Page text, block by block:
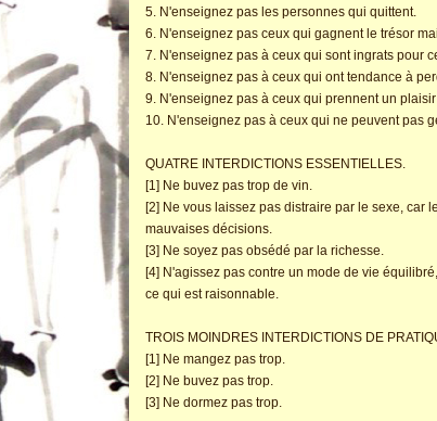
5. N'enseignez pas les personnes qui quittent.
6. N'enseignez pas ceux qui gagnent le trésor
7. N'enseignez pas à ceux qui sont ingrats pour
8. N'enseignez pas à ceux qui ont tendance à
9. N'enseignez pas à ceux qui prennent un
10. N'enseignez pas à ceux qui ne peuvent pas
QUATRE INTERDICTIONS ESSENTIELLES.
[1] Ne buvez pas trop de vin.
[2] Ne vous laissez pas distraire par le sexe, car
mauvaises décisions.
[3] Ne soyez pas obsédé par la richesse.
[4] N'agissez pas contre un mode de vie
ce qui est raisonnable.
TROIS MOINDRES INTERDICTIONS DE
[1] Ne mangez pas trop.
[2] Ne buvez pas trop.
[3] Ne dormez pas trop.